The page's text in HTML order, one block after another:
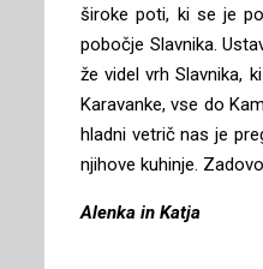
široke poti, ki se je
pobočje Slavnika.
že videl vrh Slavnika,
Karavanke, vse do
hladni vetrič nas je
njihove kuhinje.
Alenka in Katja